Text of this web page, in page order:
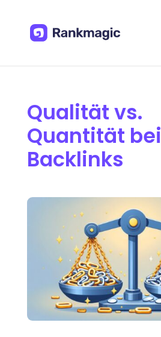
Qualität vs.
Quantität bei
Backlinks